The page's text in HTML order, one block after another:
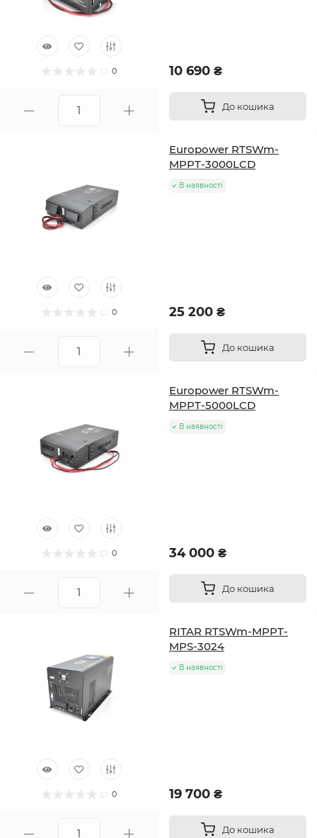
0 10 690 ₴
До кошика
0
Europower RTSWm-
MPPT-3000LCD
В наявності
25 200 ₴
До кошика
0
Europower RTSWm-
MPPT-5000LCD
В наявності
34 000 ₴
До кошика
0
RITAR RTSWm-MPPT-
MPS-3024
В наявності
19 700 ₴
До кошика